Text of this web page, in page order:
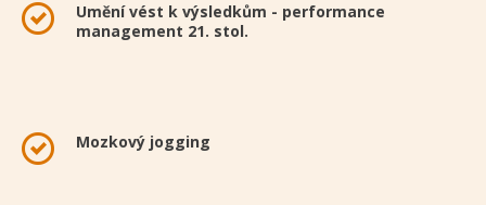
Umění vést k výsledkům - performance
management 21. stol.
Mozkový jogging